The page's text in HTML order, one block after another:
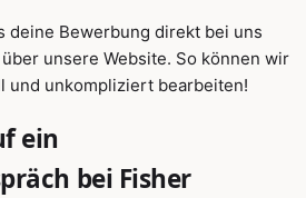
deine Bewerbung direkt bei uns
unsere Website. So können wir
und unkompliziert bearbeiten!
ein
bei Fisher